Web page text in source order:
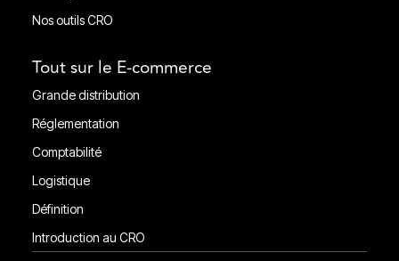
Le blog
Nos outils CRO
Tout sur le E-commerce
Grande distribution
Grande distribution
Réglementation
Réglementation
Comptabilité
Comptabilité
Logistique
Ligistique
Définition
Définition
Introduction au CRO